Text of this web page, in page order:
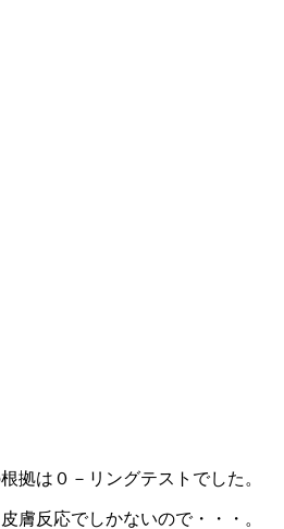
拠は０－リングテストでした。
膚反応でしかないので・・・。